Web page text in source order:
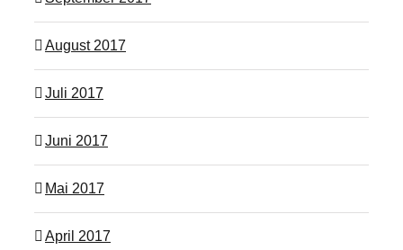
August 2017
Juli 2017
Juni 2017
Mai 2017
April 2017